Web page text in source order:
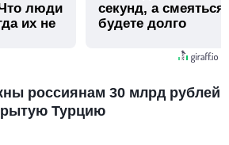
люди
их не
секунд, а
будете долго
россиянам 30 млрд рублей
Турцию